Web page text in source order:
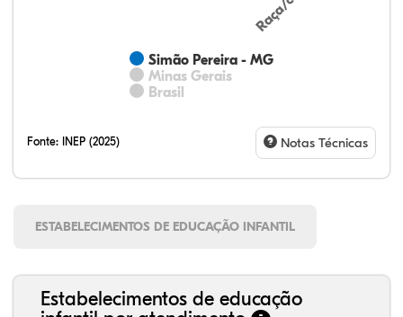
Simão Pereira - MG
Minas Gerais
Brasil
Fonte: INEP (2025) Notas Técnicas
ESTABELECIMENTOS DE EDUCAÇÃO INFANTIL
Estabelecimentos de educação